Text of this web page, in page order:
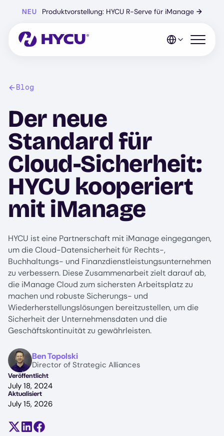
Hauptinhalt
NEU Produktvorstellung: HYCU R-Serve für iManage →
Mobiles
Blog
Der neue
Standard für
Cloud-Sicherheit:
HYCU kooperiert
mit iManage
HYCU ist eine Partnerschaft mit iManage eingegangen,
um die Cloud-Datensicherheit für Rechts-,
Buchhaltungs- und Finanzdienstleistungsunternehmen
zu verbessern. Diese Zusammenarbeit zielt darauf ab,
die iManage Cloud zum sichersten Arbeitsplatz zu
machen und robuste Sicherungs- und
Wiederherstellungslösungen bereitzustellen, um die
Sicherheit der Unternehmensdaten und die
Geschäftskontinuität zu gewährleisten.
ImageBen Topolski
Director of Strategic Alliances
Veröffentlicht
July 18, 2024
Aktualisiert
July 15, 2026
Teilen auf X (früher Twitter)
Auf LinkedIn teilen
Auf Facebook teilen